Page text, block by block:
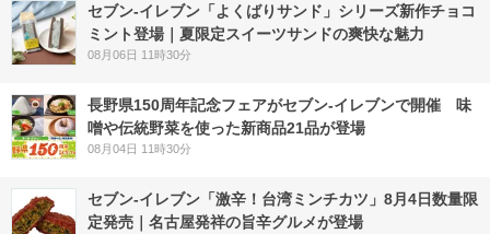
セブン‐イレブン「よくばりサンド」シリーズ新作チョコ
ミント登場｜夏限定スイーツサンドの爽快な魅力
08月06日 11時30分
長野県150周年記念フェアがセブン-イレブンで開催 味
噌や伝統野菜を使った新商品21品が登場
08月04日 11時30分
セブン-イレブン「激辛！台湾ミンチカツ」8月4日数量限
定発売｜名古屋発祥の旨辛グルメが登場